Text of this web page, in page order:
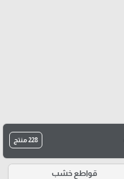
228 منتج
قواطع خشب